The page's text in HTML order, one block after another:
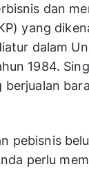
dan
yang
dalam
1984.
pebisnis
perlu